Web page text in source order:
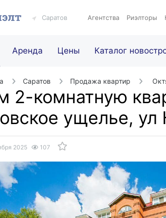
Саратов Агентства Риэлторы
Аренда Цены Каталог
Саратов Продажа квартир
2-комнатную
ущелье, ул
2025 107